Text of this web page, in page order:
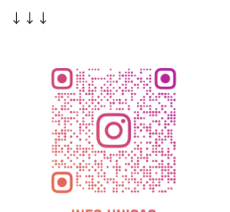
↓↓↓